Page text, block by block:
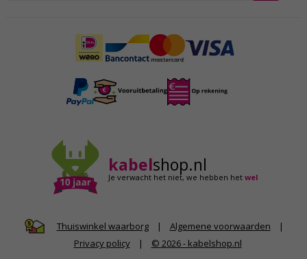
kabelshop.nl
Je verwacht het niet,we hebben hetwel
Thuiswinkel waarborg | Algemene voorwaarden
|
Privacy policy
| © 2026 - kabelshop.nl